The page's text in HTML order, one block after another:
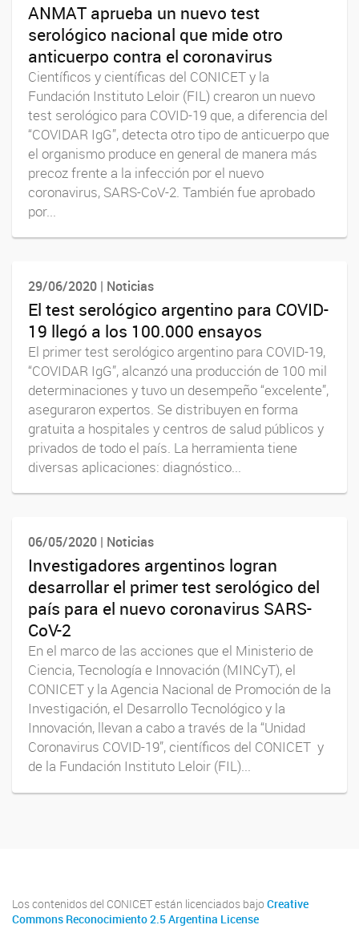
ANMAT aprueba un nuevo test
serológico nacional que mide otro
anticuerpo contra el coronavirus
Científicos y científicas del CONICET y la
Fundación Instituto Leloir (FIL) crearon un nuevo
test serológico para COVID-19 que, a diferencia del
“COVIDAR IgG”, detecta otro tipo de anticuerpo que
el organismo produce en general de manera más
precoz frente a la infección por el nuevo
coronavirus, SARS-CoV-2. También fue aprobado
por...
29/06/2020 | Noticias
El test serológico argentino para COVID-
19 llegó a los 100.000 ensayos
El primer test serológico argentino para COVID-19,
“COVIDAR IgG”, alcanzó una producción de 100 mil
determinaciones y tuvo un desempeño “excelente”,
aseguraron expertos. Se distribuyen en forma
gratuita a hospitales y centros de salud públicos y
privados de todo el país. La herramienta tiene
diversas aplicaciones: diagnóstico...
06/05/2020 | Noticias
Investigadores argentinos logran
desarrollar el primer test serológico del
país para el nuevo coronavirus SARS-
CoV-2
En el marco de las acciones que el Ministerio de
Ciencia, Tecnología e Innovación (MINCyT), el
CONICET y la Agencia Nacional de Promoción de la
Investigación, el Desarrollo Tecnológico y la
Innovación, llevan a cabo a través de la “Unidad
Coronavirus COVID-19”, científicos del CONICET y
de la Fundación Instituto Leloir (FIL)...
Los contenidos del CONICET están licenciados bajo Creative
Commons Reconocimiento 2.5 Argentina License